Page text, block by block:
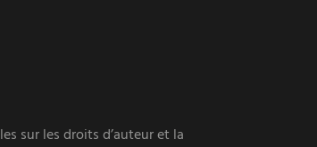
sur les droits d’auteur et la